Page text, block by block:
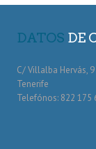
DATOS DE
C/ Villalba Hervás,
Tenerife
Telefónos: 822 175